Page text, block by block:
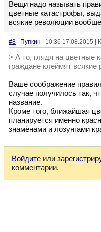
Вещи надо называть
цветные катастрофы,
всякие революции
#8 Пупкин | 10:36 17.08.2015 |
> А то, глядя на цветные
граждане клеймят
Ваше соображение
случае получилось так,
название.
Кроме того, ближайшая
планируется именно
знамёнами и лозунгами
Войдите или
комментарии.